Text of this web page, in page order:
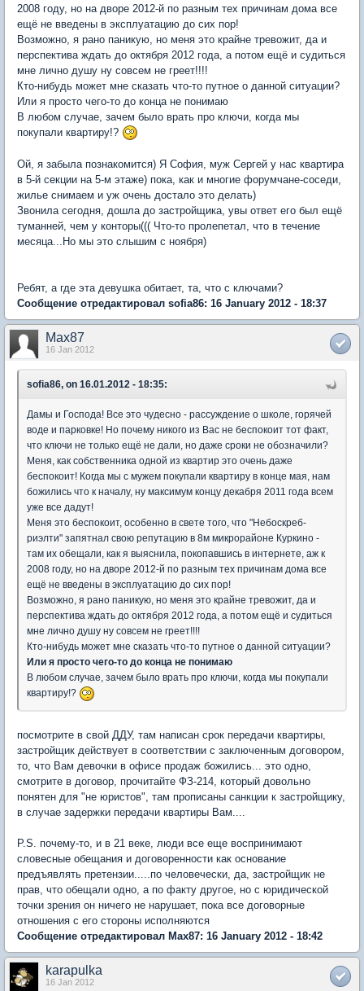
2008 году, но на дворе 2012-й по разным тех причинам дома все
ещё не введены в эксплуатацию до сих пор!
Возможно, я рано паникую, но меня это крайне тревожит, да и
перспектива ждать до октября 2012 года, а потом ещё и судиться
мне лично душу ну совсем не греет!!!!
Кто-нибудь может мне сказать что-то путное о данной ситуации?
Или я просто чего-то до конца не понимаю
В любом случае, зачем было врать про ключи, когда мы
покупали квартиру!?
Ой, я забыла познакомится) Я София, муж Сергей у нас квартира
в 5-й секции на 5-м этаже) пока, как и многие форумчане-соседи,
жилье снимаем и уж очень достало это делать)
Звонила сегодня, дошла до застройщика, увы ответ его был ещё
туманней, чем у конторы((( Что-то пролепетал, что в течение
месяца...Но мы это слышим с ноября)
Ребят, а где эта девушка обитает, та, что с ключами?
Сообщение отредактировал sofia86: 16 January 2012 - 18:37
Max87
16 Jan 2012
sofia86, on 16.01.2012 - 18:35:
Дамы и Господа! Все это чудесно - рассуждение о школе, горячей
воде и парковке! Но почему никого из Вас не беспокоит тот факт,
что ключи не только ещё не дали, но даже сроки не обозначили?
Меня, как собственника одной из квартир это очень даже
беспокоит! Когда мы с мужем покупали квартиру в конце мая, нам
божились что к началу, ну максимум концу декабря 2011 года всем
уже все дадут!
Меня это беспокоит, особенно в свете того, что "Небоскреб-
риэлти" запятнал свою репутацию в 8м микрорайоне Куркино -
там их обещали, как я выяснила, покопавшись в интернете, аж к
2008 году, но на дворе 2012-й по разным тех причинам дома все
ещё не введены в эксплуатацию до сих пор!
Возможно, я рано паникую, но меня это крайне тревожит, да и
перспектива ждать до октября 2012 года, а потом ещё и судиться
мне лично душу ну совсем не греет!!!!
Кто-нибудь может мне сказать что-то путное о данной ситуации?
Или я просто чего-то до конца не понимаю
В любом случае, зачем было врать про ключи, когда мы покупали
квартиру!?
посмотрите в свой ДДУ, там написан срок передачи квартиры,
застройщик действует в соответствии с заключенным договором,
то, что Вам девочки в офисе продаж божились... это одно,
смотрите в договор, прочитайте ФЗ-214, который довольно
понятен для "не юристов", там прописаны санкции к застройщику,
в случае задержки передачи квартиры Вам....
P.S. почему-то, и в 21 веке, люди все еще воспринимают
словесные обещания и договоренности как основание
предъявлять претензии.....по человечески, да, застройщик не
прав, что обещали одно, а по факту другое, но с юридической
точки зрения он ничего не нарушает, пока все договорные
отношения с его стороны исполняются
Сообщение отредактировал Max87: 16 January 2012 - 18:42
karapulka
16 Jan 2012